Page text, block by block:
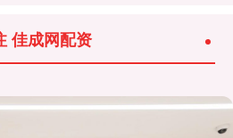
佳成网配资